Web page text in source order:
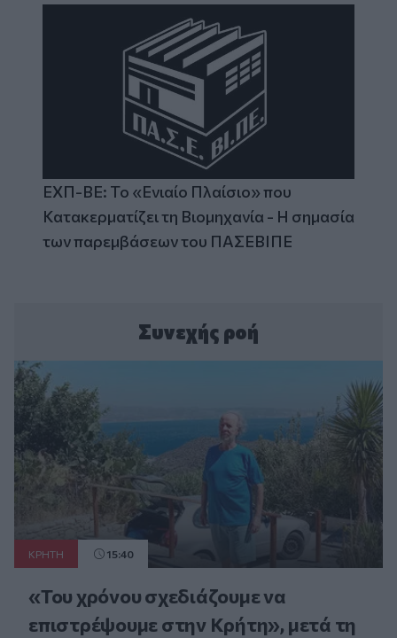
ΕΧΠ-ΒΕ: Το «Ενιαίο Πλαίσιο» που
Κατακερματίζει τη Βιομηχανία - Η σημασία
των παρεμβάσεων του ΠΑΣΕΒΙΠΕ
Συνεχής ροή
ΚΡΗΤΗ 15:40
«Του χρόνου σχεδιάζουμε να
επιστρέψουμε στην Κρήτη», μετά τη